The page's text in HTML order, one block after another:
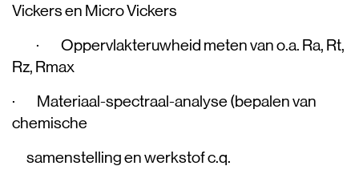
Vickers en Micro Vickers
· Oppervlakteruwheid meten van o.a. Ra, Rt,
Rz, Rmax
· Materiaal-spectraal-analyse (bepalen van
chemische
samenstelling en werkstof c.q.